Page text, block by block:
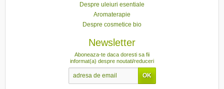
Despre uleiuri esentiale
Aromaterapie
Despre cosmetice bio
Newsletter
Aboneaza-te daca doresti sa fii
informat(a) despre noutati/reduceri